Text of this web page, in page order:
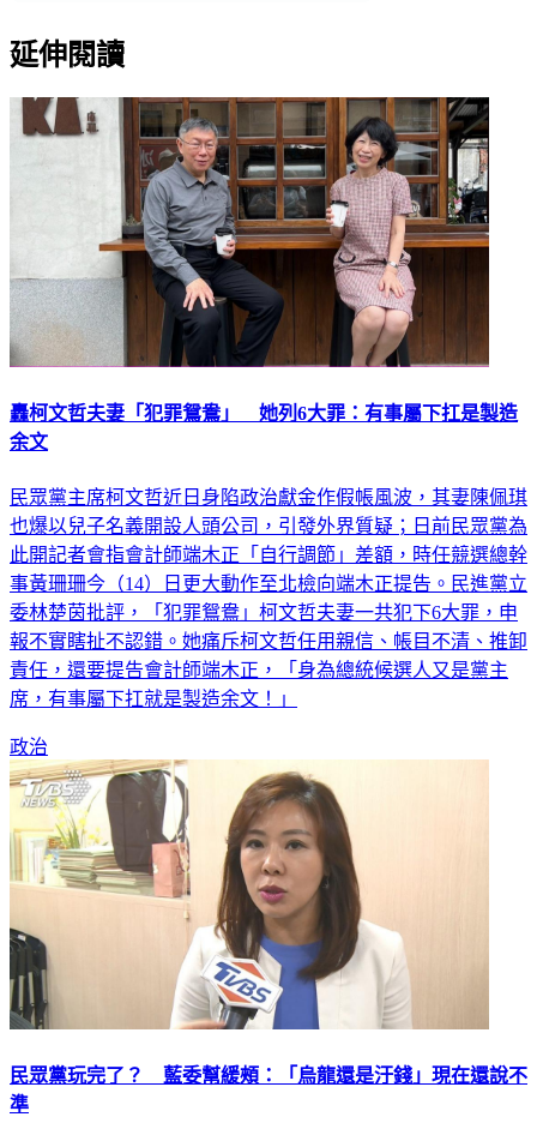
延伸閱讀
轟柯文哲夫妻「犯罪鴛鴦」 她列6大罪：有事屬下扛是製造
余文
民眾黨主席柯文哲近日身陷政治獻金作假帳風波，其妻陳佩琪
也爆以兒子名義開設人頭公司，引發外界質疑；日前民眾黨為
此開記者會指會計師端木正「自行調節」差額，時任競選總幹
事黃珊珊今（14）日更大動作至北檢向端木正提告。民進黨立
委林楚茵批評，「犯罪鴛鴦」柯文哲夫妻一共犯下6大罪，申
報不實瞎扯不認錯。她痛斥柯文哲任用親信、帳目不清、推卸
責任，還要提告會計師端木正，「身為總統候選人又是黨主
席，有事屬下扛就是製造余文！」
政治
民眾黨玩完了？ 藍委幫緩頰：「烏龍還是汙錢」現在還說不
準